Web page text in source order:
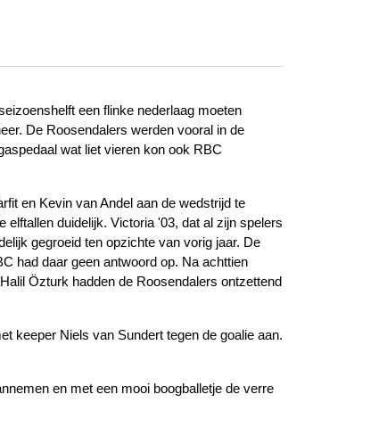
een flinke nederlaag moeten
De Roosendalers werden vooral in de
wat liet vieren kon ook RBC
en Kevin van Andel aan de wedstrijd te
elftallen duidelijk. Victoria '03, dat al zijn spelers
gegroeid ten opzichte van vorig jaar. De
had daar geen antwoord op. Na achttien
Özturk hadden de Roosendalers ontzettend
keeper Niels van Sundert tegen de goalie aan.
en met een mooi boogballetje de verre